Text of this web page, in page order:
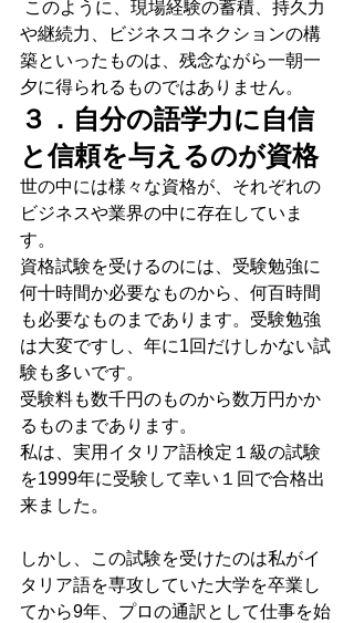
や継続力、ビジネスコネクションの構
築といったものは、残念ながら一朝一
夕に得られるものではありません。
３．自分の語学力に自信
と信頼を与えるのが資格
世の中には様々な資格が、それぞれの
ビジネスや業界の中に存在していま
す。
資格試験を受けるのには、受験勉強に
何十時間か必要なものから、何百時間
も必要なものまであります。受験勉強
は大変ですし、年に1回だけしかない試
験も多いです。
受験料も数千円のものから数万円かか
るものまであります。
私は、実用イタリア語検定１級の試験
を1999年に受験して幸い１回で合格出
来ました。
しかし、この試験を受けたのは私がイ
タリア語を専攻していた大学を卒業し
てから9年、プロの通訳として仕事を始